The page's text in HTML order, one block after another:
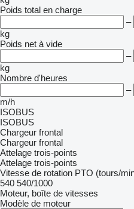
Poids total en charge
–
kg
Poids net à vide
–
kg
Nombre d'heures
–
m/h
ISOBUS
ISOBUS
Chargeur frontal
Chargeur frontal
Attelage trois-points
Attelage trois-points
Vitesse de rotation PTO (tours/
540 540/1000
Moteur, boîte de vitesses
Modèle de moteur